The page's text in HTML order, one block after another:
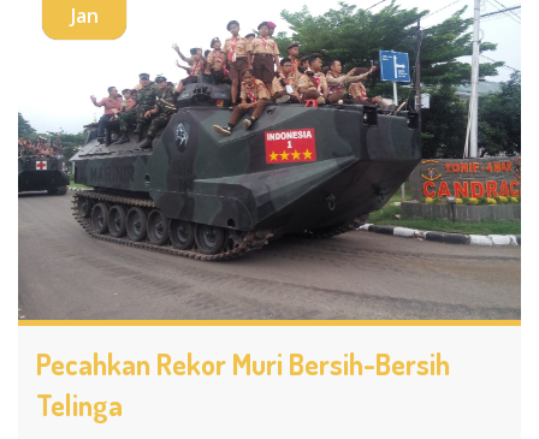
Jan
Pecahkan Rekor Muri Bersih-Bersih
Telinga